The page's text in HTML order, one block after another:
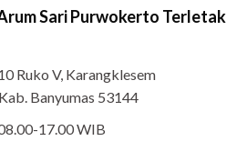
Sari Purwokerto Terletak
Ruko V, Karangklesem
Banyumas 53144
17.00 WIB